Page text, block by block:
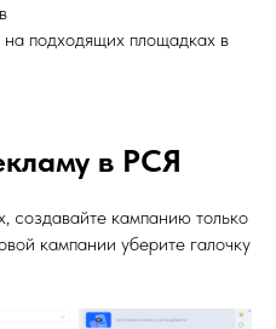
подходящих площадках в
в РСЯ
создавайте кампанию только
кампании уберите галочку